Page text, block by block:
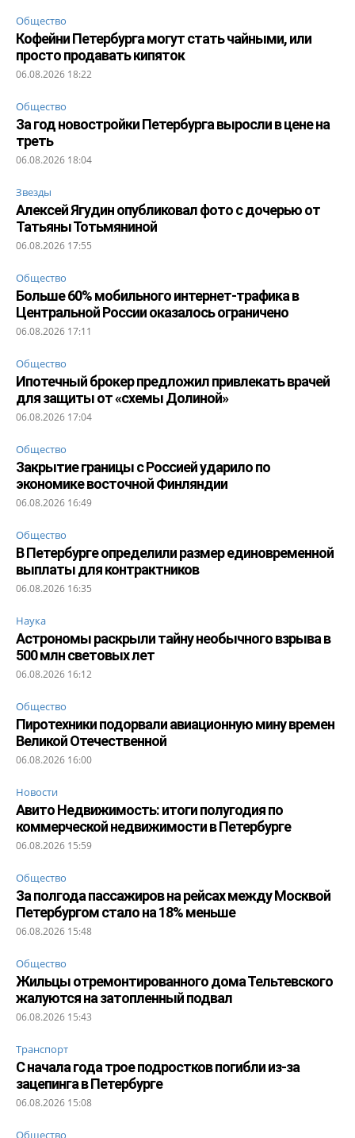
Общество
Кофейни Петербурга могут стать чайными, или
просто продавать кипяток
06.08.2026 18:22
Общество
За год новостройки Петербурга выросли в цене на
треть
06.08.2026 18:04
Звезды
Алексей Ягудин опубликовал фото с дочерью от
Татьяны Тотьмяниной
06.08.2026 17:55
Общество
Больше 60% мобильного интернет-трафика в
Центральной России оказалось ограничено
06.08.2026 17:11
Общество
Ипотечный брокер предложил привлекать врачей
для защиты от «схемы Долиной»
06.08.2026 17:04
Общество
Закрытие границы с Россией ударило по
экономике восточной Финляндии
06.08.2026 16:49
Общество
В Петербурге определили размер единовременной
выплаты для контрактников
06.08.2026 16:35
Наука
Астрономы раскрыли тайну необычного взрыва в
500 млн световых лет
06.08.2026 16:12
Общество
Пиротехники подорвали авиационную мину времен
Великой Отечественной
06.08.2026 16:00
Новости
Авито Недвижимость: итоги полугодия по
коммерческой недвижимости в Петербурге
06.08.2026 15:59
Общество
За полгода пассажиров на рейсах между Москвой
Петербургом стало на 18% меньше
06.08.2026 15:48
Общество
Жильцы отремонтированного дома Тельтевского
жалуются на затопленный подвал
06.08.2026 15:43
Транспорт
С начала года трое подростков погибли из-за
зацепинга в Петербурге
06.08.2026 15:08
Общество